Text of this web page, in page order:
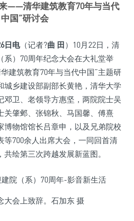
——清华建筑教育70年与当代
中国”研讨会
日电（记者?曲 田 ）10月22日，清
系）70周年纪念大会在大礼堂举
建筑教育70年与当代中国”主题研
城乡建设部副部长黄艳，清华大学
邓卫、老领导方惠坚，两院院士吴
关肇邺、张锦秋、马国馨、傅熹
博物馆馆长吕章申，以及兄弟院校
等700余人出席大会，一同回首清
绘第三次跨越发展新蓝图。
大会上致辞。石加东 摄